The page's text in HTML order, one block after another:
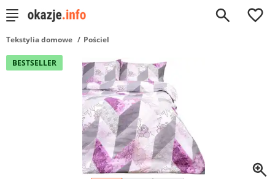
0
Tekstylia domowe Pościel
BESTSELLER